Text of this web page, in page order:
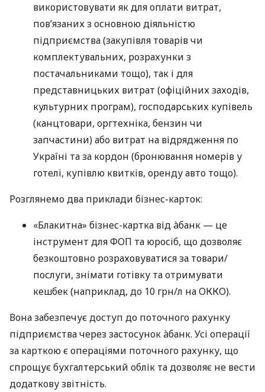
використовувати як для оплати витрат,
пов’язаних з основною діяльністю
підприємства (закупівля товарів чи
комплектувальних, розрахунки з
постачальниками тощо), так і для
представницьких витрат (офіційних заходів,
культурних програм), господарських купівель
(канцтовари, оргтехніка, бензин чи
запчастини) або витрат на відрядження по
Україні та за кордон (бронювання номерів у
готелі, купівлю квитків, оренду авто тощо).
Розглянемо два приклади бізнес-карток:
«Блакитна» бізнес-картка від àбанк — це
інструмент для ФОП та юросіб, що дозволяє
безкоштовно розраховуватися за товари/
послуги, знімати готівку та отримувати
кешбек (наприклад, до 10 грн/л на ОККО).
Вона забезпечує доступ до поточного рахунку
підприємства через застосунок àбанк. Усі операції
за карткою є операціями поточного рахунку, що
спрощує бухгалтерський облік та дозволяє не вести
додаткову звітність.